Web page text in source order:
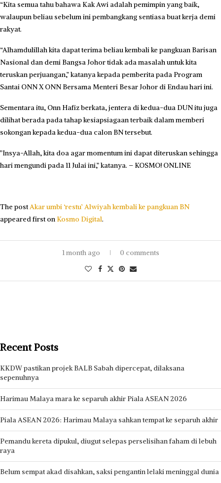
“Kita semua tahu bahawa Kak Awi adalah pemimpin yang baik,
walaupun beliau sebelum ini pembangkang sentiasa buat kerja demi
rakyat.
“Alhamdulillah kita dapat terima beliau kembali ke pangkuan Barisan
Nasional dan demi Bangsa Johor tidak ada masalah untuk kita
teruskan perjuangan,” katanya kepada pemberita pada Program
Santai ONN X ONN Bersama Menteri Besar Johor di Endau hari ini.
Sementara itu, Onn Hafiz berkata, jentera di kedua-dua DUN itu juga
dilihat berada pada tahap kesiapsiagaan terbaik dalam memberi
sokongan kepada kedua-dua calon BN tersebut.
​”Insya-Allah, kita doa agar momentum ini dapat diteruskan sehingga
hari mengundi pada 11 Julai ini,” katanya. – KOSMO! ONLINE
The postAkar umbi ‘restu’ Alwiyah kembali ke pangkuan BN
appeared first on Kosmo Digital.
1 month ago 0 comments
Recent Posts
KKDW pastikan projek BALB Sabah dipercepat, dilaksana
sepenuhnya
Harimau Malaya mara ke separuh akhir Piala ASEAN 2026
Piala ASEAN 2026: Harimau Malaya sahkan tempat ke separuh akhir
Pemandu kereta dipukul, diugut selepas perselisihan faham di lebuh
raya
Belum sempat akad disahkan, saksi pengantin lelaki meninggal dunia